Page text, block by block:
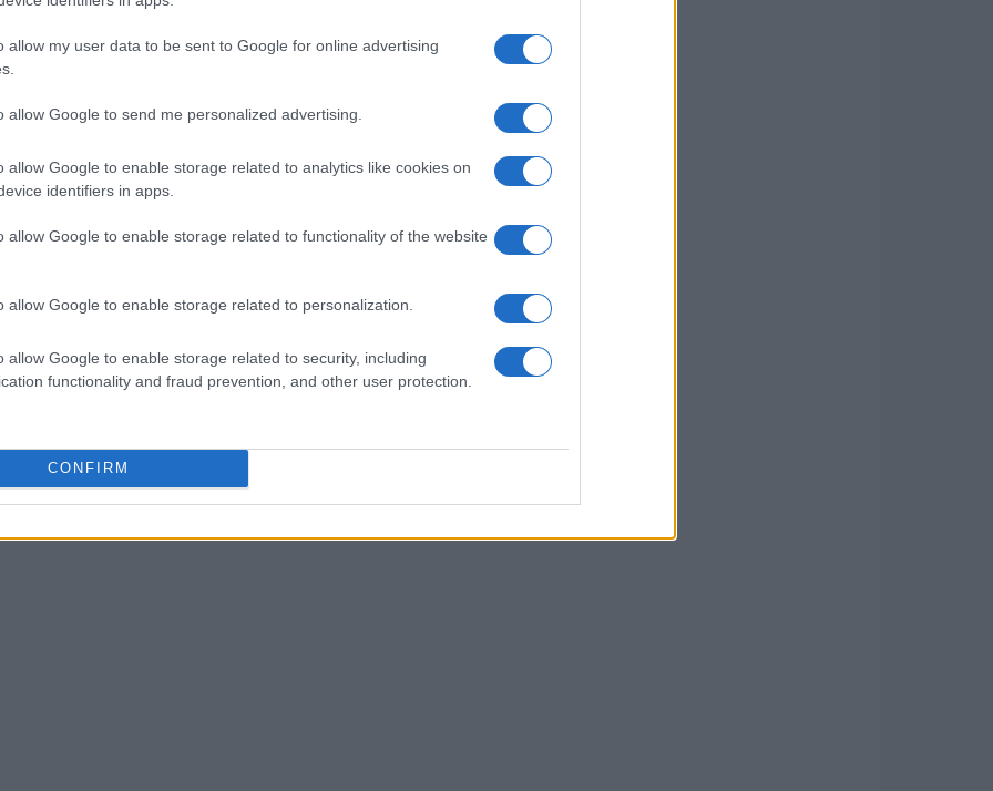
allow my user data to be sent to Google for online advertising
allow Google to send me personalized advertising.
allow Google to enable storage related to analytics like cookies on
identifiers in apps.
allow Google to enable storage related to functionality of the website
allow Google to enable storage related to personalization.
allow Google to enable storage related to security, including
functionality and fraud prevention, and other user protection.
CONFIRM
un’apertura di lavoro presso la sua
corrispondenza e-mail. Dovrebbe essere
conosci bene, ma può essere utilizzato in
d’altra parte, può sembrare
delle assunzioni che non ti interessa
L’unico momento per usare ” A chi può
presentazione è quando semplicemente non
stai scrivendo.